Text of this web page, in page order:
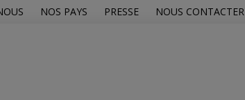
NOS PAYS PRESSE NOUS CONTACTER